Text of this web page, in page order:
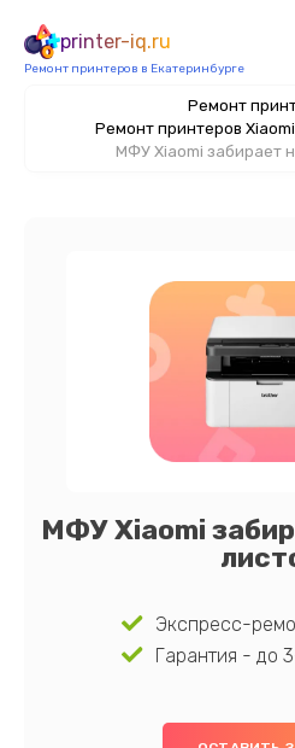
printer-iq.ru
Ремонт принтеров в Екатеринбурге
Ремонт
Ремонт принтеров
МФУ Xiaomi забирает
МФУ Xiaomi
Экспресс-
Гарантия - до